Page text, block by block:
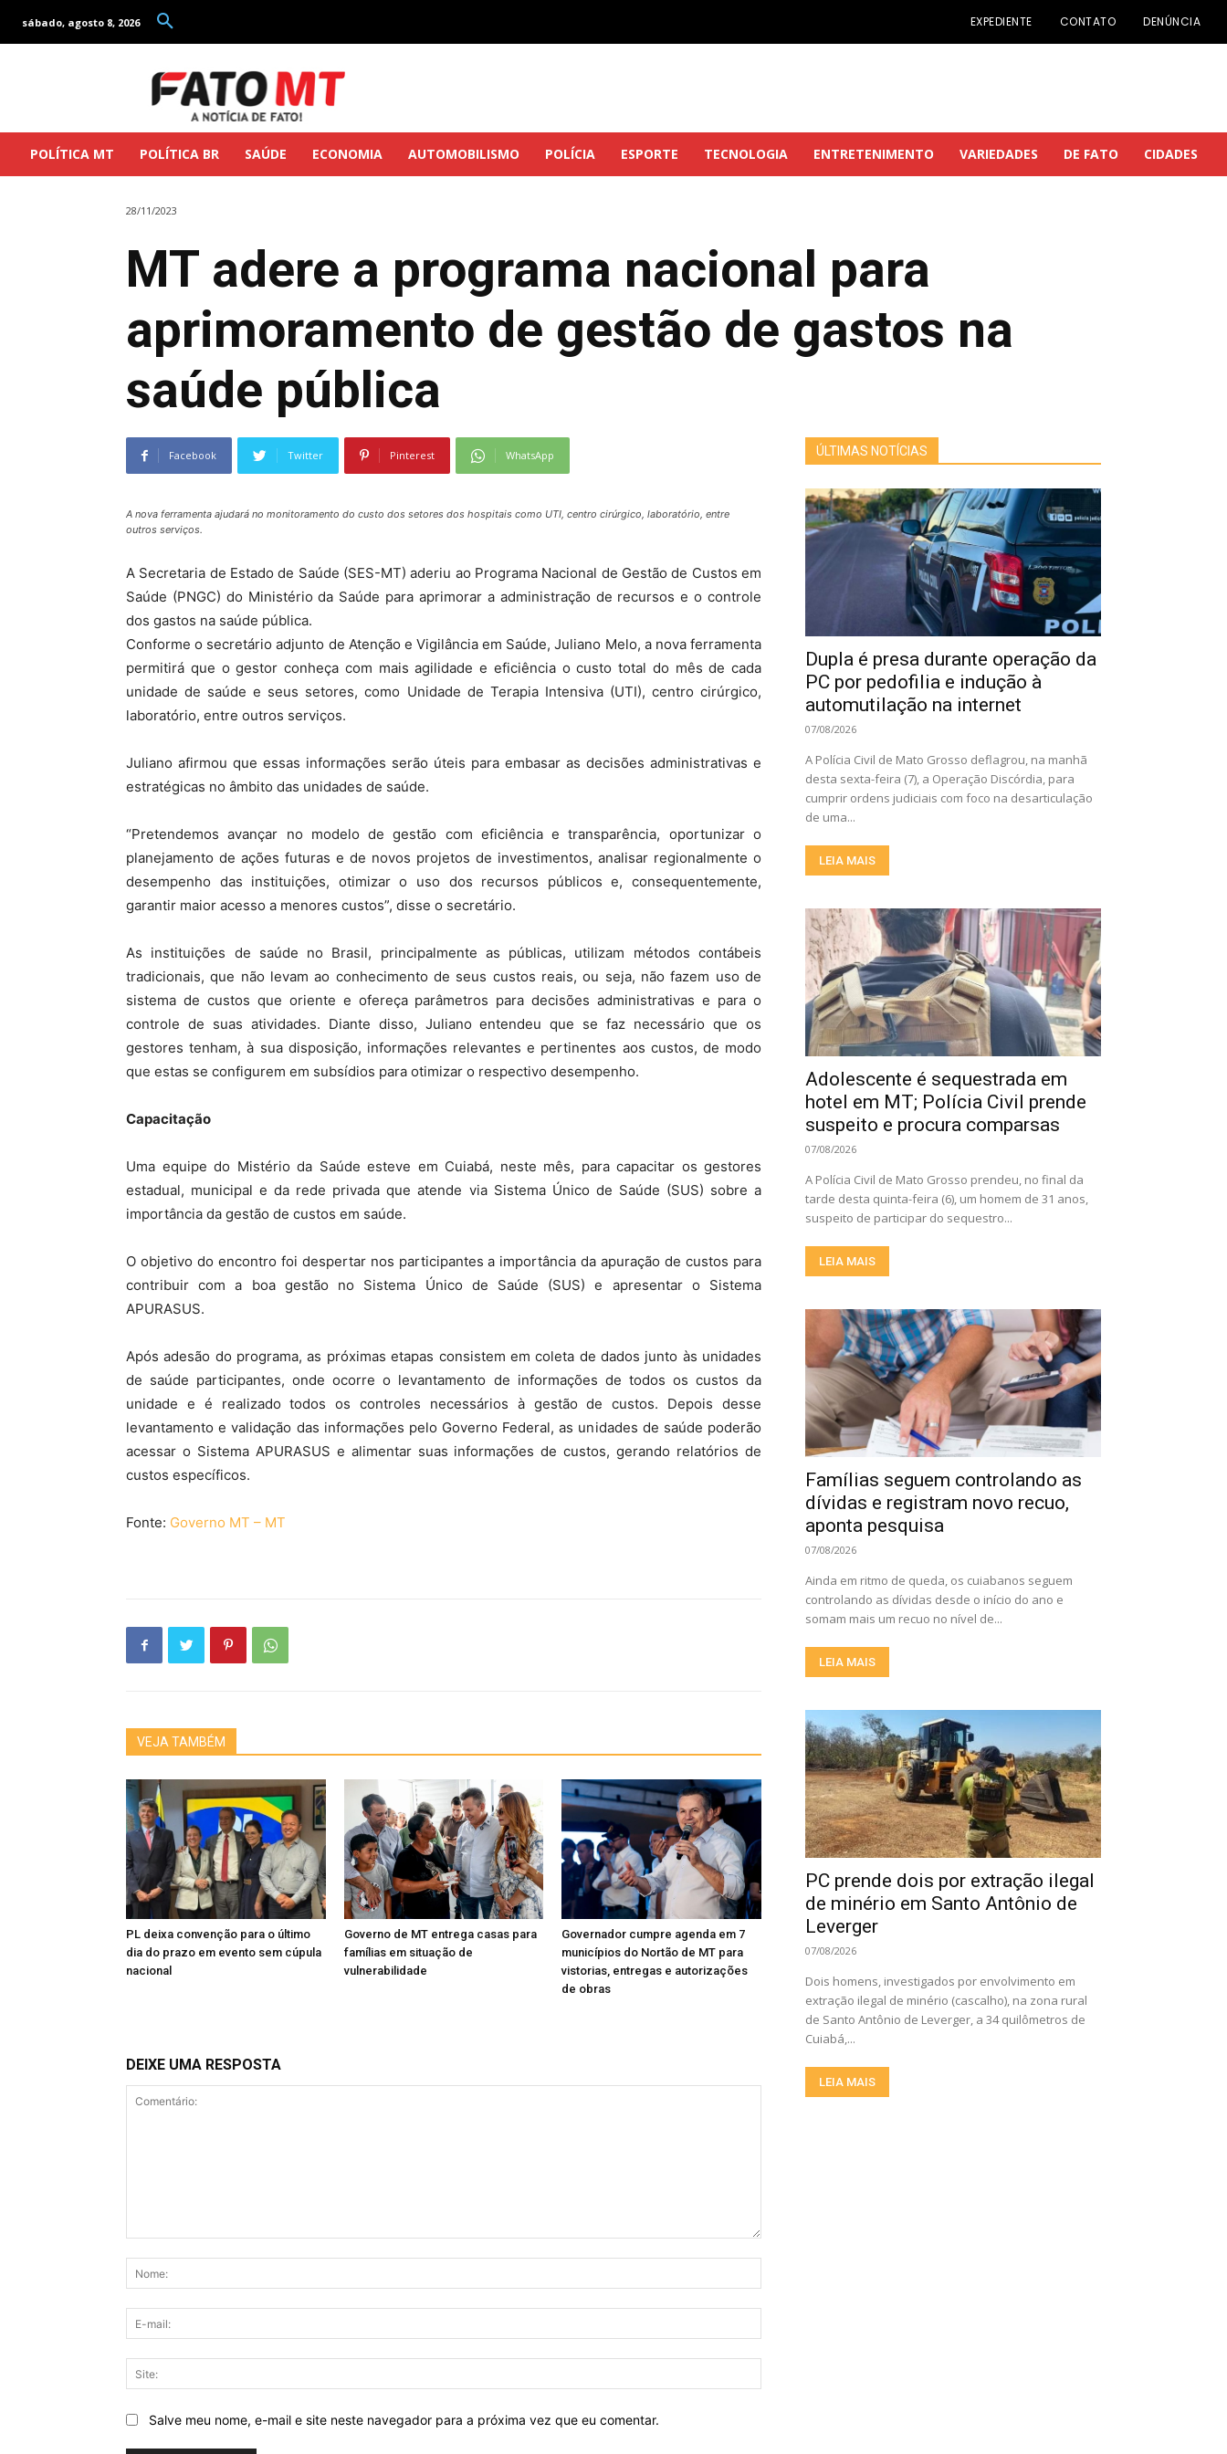
sábado, agosto 8, 2026 EXPEDIENTE CONTATO DENÚNCIA
POLÍTICA MT POLÍTICA BR SAÚDE ECONOMIA AUTOMOBILISMO POLÍCIA ESPORTE TECNOLOGIA ENTRETENIMENTO VARIEDADES DE FATO CIDADES
28/11/2023
MT adere a programa nacional para
aprimoramento de gestão de gastos na
saúde pública
Facebook Twitter Pinterest WhatsApp
A nova ferramenta ajudará no monitoramento do custo dos setores dos hospitais como UTI, centro cirúrgico, laboratório, entre
outros serviços.
A Secretaria de Estado de Saúde (SES-MT) aderiu ao Programa Nacional de Gestão de Custos em
Saúde (PNGC) do Ministério da Saúde para aprimorar a administração de recursos e o controle
dos gastos na saúde pública.
Conforme o secretário adjunto de Atenção e Vigilância em Saúde, Juliano Melo, a nova ferramenta
permitirá que o gestor conheça com mais agilidade e eficiência o custo total do mês de cada
unidade de saúde e seus setores, como Unidade de Terapia Intensiva (UTI), centro cirúrgico,
laboratório, entre outros serviços.
Juliano afirmou que essas informações serão úteis para embasar as decisões administrativas e
estratégicas no âmbito das unidades de saúde.
“Pretendemos avançar no modelo de gestão com eficiência e transparência, oportunizar o
planejamento de ações futuras e de novos projetos de investimentos, analisar regionalmente o
desempenho das instituições, otimizar o uso dos recursos públicos e, consequentemente,
garantir maior acesso a menores custos”, disse o secretário.
As instituições de saúde no Brasil, principalmente as públicas, utilizam métodos contábeis
tradicionais, que não levam ao conhecimento de seus custos reais, ou seja, não fazem uso de
sistema de custos que oriente e ofereça parâmetros para decisões administrativas e para o
controle de suas atividades. Diante disso, Juliano entendeu que se faz necessário que os
gestores tenham, à sua disposição, informações relevantes e pertinentes aos custos, de modo
que estas se configurem em subsídios para otimizar o respectivo desempenho.
Capacitação
Uma equipe do Mistério da Saúde esteve em Cuiabá, neste mês, para capacitar os gestores
estadual, municipal e da rede privada que atende via Sistema Único de Saúde (SUS) sobre a
importância da gestão de custos em saúde.
O objetivo do encontro foi despertar nos participantes a importância da apuração de custos para
contribuir com a boa gestão no Sistema Único de Saúde (SUS) e apresentar o Sistema
APURASUS.
Após adesão do programa, as próximas etapas consistem em coleta de dados junto às unidades
de saúde participantes, onde ocorre o levantamento de informações de todos os custos da
unidade e é realizado todos os controles necessários à gestão de custos. Depois desse
levantamento e validação das informações pelo Governo Federal, as unidades de saúde poderão
acessar o Sistema APURASUS e alimentar suas informações de custos, gerando relatórios de
custos específicos.
Fonte: Governo MT – MT
VEJA TAMBÉM
PL deixa convenção para o último
dia do prazo em evento sem cúpula
nacional
Governo de MT entrega casas para
famílias em situação de
vulnerabilidade
Governador cumpre agenda em 7
municípios do Nortão de MT para
vistorias, entregas e autorizações
de obras
DEIXE UMA RESPOSTA
mail:
Salve meu nome, e-mail e site neste navegador para a próxima vez que eu comentar.
ÚLTIMAS NOTÍCIAS
Dupla é presa durante operação da
PC por pedofilia e indução à
automutilação na internet
07/08/2026
A Polícia Civil de Mato Grosso deflagrou, na manhã
desta sexta-feira (7), a Operação Discórdia, para
cumprir ordens judiciais com foco na desarticulação
de uma...
LEIA MAIS
Adolescente é sequestrada em
hotel em MT; Polícia Civil prende
suspeito e procura comparsas
07/08/2026
A Polícia Civil de Mato Grosso prendeu, no final da
tarde desta quinta-feira (6), um homem de 31 anos,
suspeito de participar do sequestro...
LEIA MAIS
Famílias seguem controlando as
dívidas e registram novo recuo,
aponta pesquisa
07/08/2026
Ainda em ritmo de queda, os cuiabanos seguem
controlando as dívidas desde o início do ano e
somam mais um recuo no nível de...
LEIA MAIS
PC prende dois por extração ilegal
de minério em Santo Antônio de
Leverger
07/08/2026
Dois homens, investigados por envolvimento em
extração ilegal de minério (cascalho), na zona rural
de Santo Antônio de Leverger, a 34 quilômetros de
Cuiabá,...
LEIA MAIS